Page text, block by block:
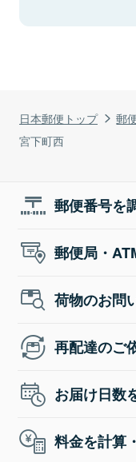
日本郵便トップ 郵
宮下町西
郵便番号を
郵便局・
荷物のお問
再配達のご
お届け日数
料金を計算